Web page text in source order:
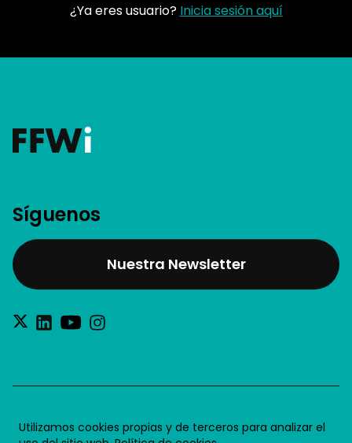
Utilizamos cookies propias y de terceros para analizar el
¿Ya eres usuario? Inicia sesión aquí
Síguenos
Nuestra Newsletter
®2026 Future for Work SL